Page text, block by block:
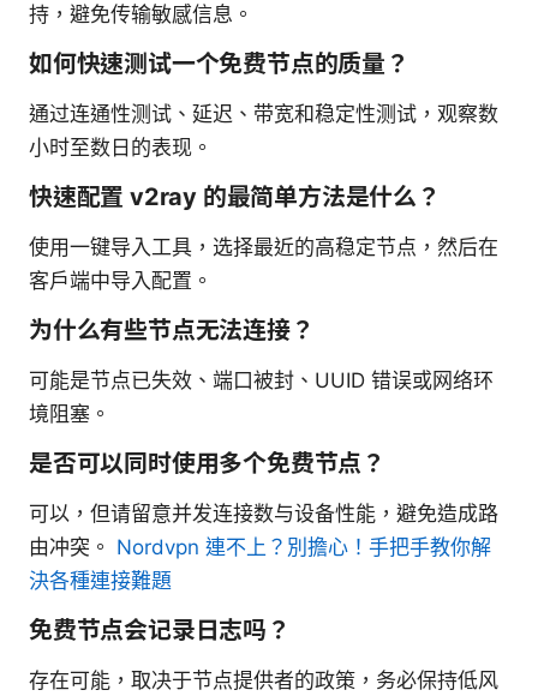
持，避免传输敏感信息。
如何快速测试一个免费节点的质量？
通过连通性测试、延迟、带宽和稳定性测试，观察数
小时至数日的表现。
快速配置 v2ray 的最简单方法是什么？
使用一键导入工具，选择最近的高稳定节点，然后在
客户端中导入配置。
为什么有些节点无法连接？
可能是节点已失效、端口被封、UUID 错误或网络环
境阻塞。
是否可以同时使用多个免费节点？
可以，但请留意并发连接数与设备性能，避免造成路
由冲突。 Nordvpn 連不上？別擔心！手把手教你解
決各種連接難題
免费节点会记录日志吗？
存在可能，取决于节点提供者的政策，务必保持低风